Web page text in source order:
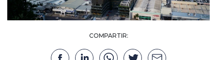
COMPARTIR: